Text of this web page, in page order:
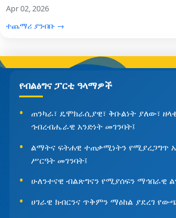
Apr 02, 2026
ተጨማሪ ያንብቡ →
የብልፅግና ፓርቲ ዓላማዎች
ጠንካራ፣ ዴሞክራሲያዊ፣ ቅቡልነት ያለው፣
ኅብረብሔራዊ አንድነት መገንባት፤
ልማትና ፍትሐዊ ተጠቃሚነትን የሚያረጋግጥ
ሥርዓት መገንባት፤
ሁለንተናዊ ብልጽግናን የሚያሰፍን ማኅበራዊ
ሀገራዊ ክብርንና ጥቅምን ማዕከል ያደረገ የውጭ